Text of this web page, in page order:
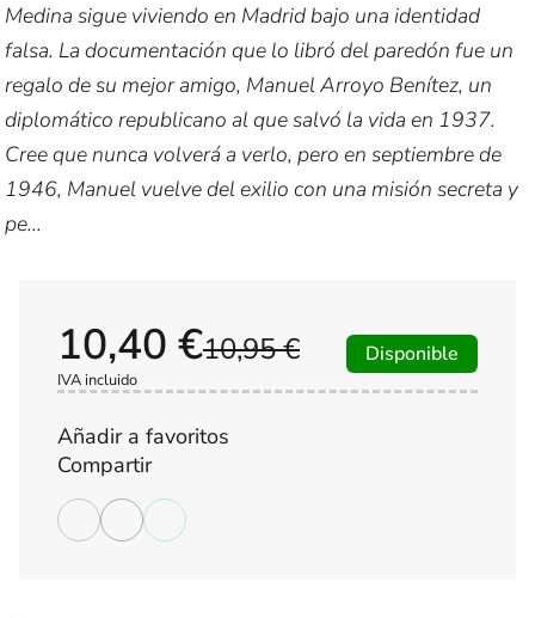
Medina sigue viviendo en Madrid bajo una identidad
falsa. La documentación que lo libró del paredón fue un
regalo de su mejor amigo, Manuel Arroyo Benítez, un
diplomático republicano al que salvó la vida en 1937.
Cree que nunca volverá a verlo, pero en septiembre de
1946, Manuel vuelve del exilio con una misión secreta y
pe...
10,95 €
10,40 €
IVA incluido
Disponible
Añadir a favoritos
Compartir